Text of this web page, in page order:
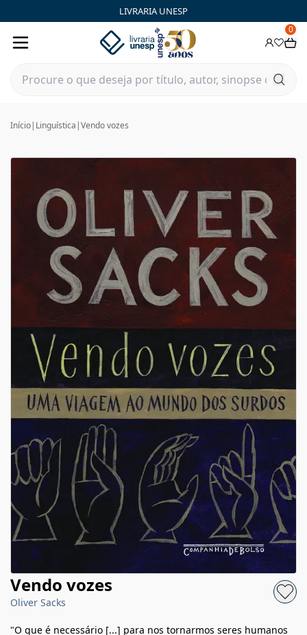
LIVRARIA UNESP
0
Início| Linguística |Vendo vozes
Vendo vozes
Oliver Sacks
"O que é necessário [...] para nos tornarmos seres humanos